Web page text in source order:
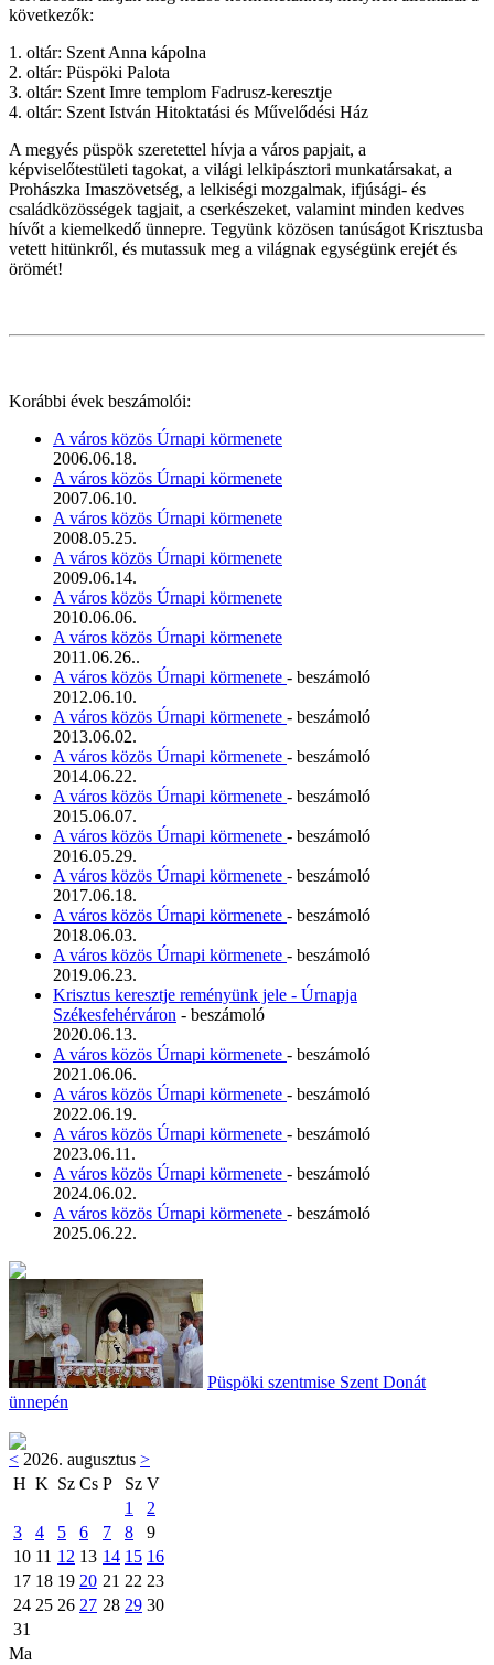
következők:
1. oltár: Szent Anna kápolna
2. oltár: Püspöki Palota
3. oltár: Szent Imre templom Fadrusz-keresztje
4. oltár: Szent István Hitoktatási és Művelődési Ház
A megyés püspök szeretettel hívja a város papjait, a
képviselőtestületi tagokat, a világi lelkipásztori munkatársakat, a
Prohászka Imaszövetség, a lelkiségi mozgalmak, ifjúsági- és
családközösségek tagjait, a cserkészeket, valamint minden kedves
hívőt a kiemelkedő ünnepre. Tegyünk közösen tanúságot Krisztusba
vetett hitünkről, és mutassuk meg a világnak egységünk erejét és
örömét!
Korábbi évek beszámolói:
A város közös Úrnapi körmenete
2006.06.18.
A város közös Úrnapi körmenete
2007.06.10.
A város közös Úrnapi körmenete
2008.05.25.
A város közös Úrnapi körmenete
2009.06.14.
A város közös Úrnapi körmenete
2010.06.06.
A város közös Úrnapi körmenete
2011.06.26..
A város közös Úrnapi körmenete - beszámoló
2012.06.10.
A város közös Úrnapi körmenete - beszámoló
2013.06.02.
A város közös Úrnapi körmenete - beszámoló
2014.06.22.
A város közös Úrnapi körmenete - beszámoló
2015.06.07.
A város közös Úrnapi körmenete - beszámoló
2016.05.29.
A város közös Úrnapi körmenete - beszámoló
2017.06.18.
A város közös Úrnapi körmenete - beszámoló
2018.06.03.
A város közös Úrnapi körmenete - beszámoló
2019.06.23.
Krisztus keresztje reményünk jele - Úrnapja
Székesfehérváron - beszámoló
2020.06.13.
A város közös Úrnapi körmenete - beszámoló
2021.06.06.
A város közös Úrnapi körmenete - beszámoló
2022.06.19.
A város közös Úrnapi körmenete - beszámoló
2023.06.11.
A város közös Úrnapi körmenete - beszámoló
2024.06.02.
A város közös Úrnapi körmenete - beszámoló
2025.06.22.
Püspöki szentmise Szent Donát
ünnepén
< 2026. augusztus >
H K Sz Cs P Sz V
1
2
3
4 5 6 7 8
9
10 11 12 13 14 15 16
17 18 19 20 21 22 23
24 25 26 27 28 29 30
31
Ma